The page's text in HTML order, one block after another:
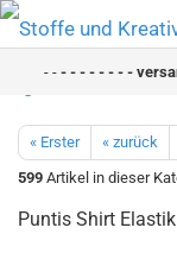
- - - - - - - -
« Erster « zurück
599 Artikel in dieser
Puntis Shirt